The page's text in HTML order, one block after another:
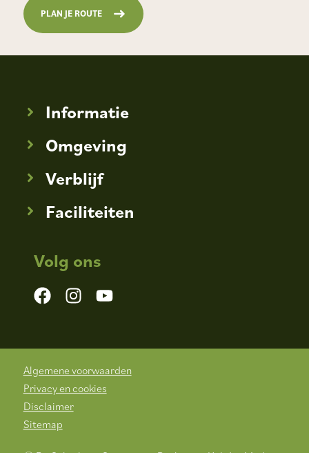
Informatie
Omgeving
Verblijf
Faciliteiten
Volg ons
PLAN JE ROUTE
Algemene voorwaarden
Privacy en cookies
Disclaimer
Sitemap